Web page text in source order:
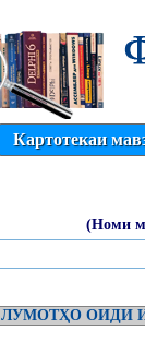
Картотекаи
(Номи
ОИДИ